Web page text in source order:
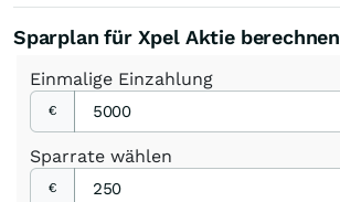
Sparplan für Xpel Aktie berechnen
Einmalige Einzahlung
€
Sparrate wählen
€